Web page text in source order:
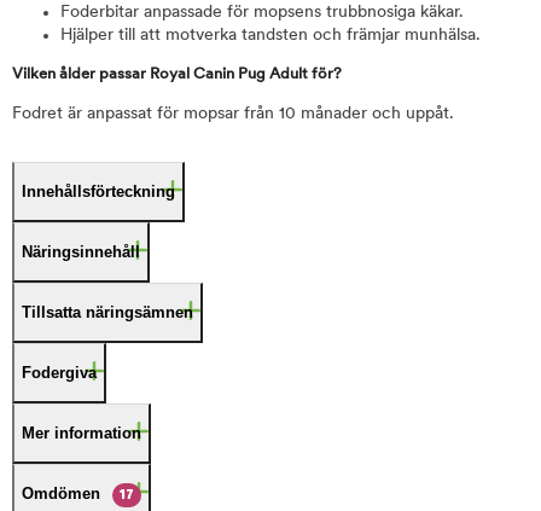
Foderbitar anpassade för mopsens trubbnosiga käkar.
Hjälper till att motverka tandsten och främjar munhälsa.
Vilken ålder passar Royal Canin Pug Adult för?
Fodret är anpassat för mopsar från 10 månader och uppåt.
Innehållsförteckning
Näringsinnehåll
Tillsatta näringsämnen
Fodergiva
Mer information
Omdömen 17